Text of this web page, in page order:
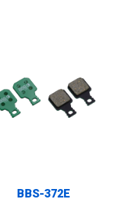
BBS-372E